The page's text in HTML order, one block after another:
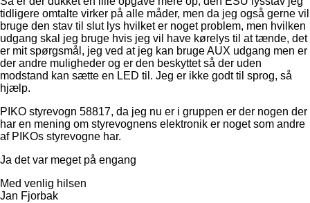
tidligere omtalte virker på alle måder, men da jeg også gerne vil
bruge den stav til slut lys hvilket er noget problem, men hvilken
udgang skal jeg bruge hvis jeg vil have kørelys til at tænde, det
er mit spørgsmål, jeg ved at jeg kan bruge AUX udgang men er
der andre muligheder og er den beskyttet så der uden
modstand kan sætte en LED til. Jeg er ikke godt til sprog, så
hjælp.
PIKO styrevogn 58817, da jeg nu er i gruppen er der nogen der
har en mening om styrevognens elektronik er noget som andre
af PIKOs styrevogne har.
Ja det var meget på engang
Med venlig hilsen
Jan Fjorbak